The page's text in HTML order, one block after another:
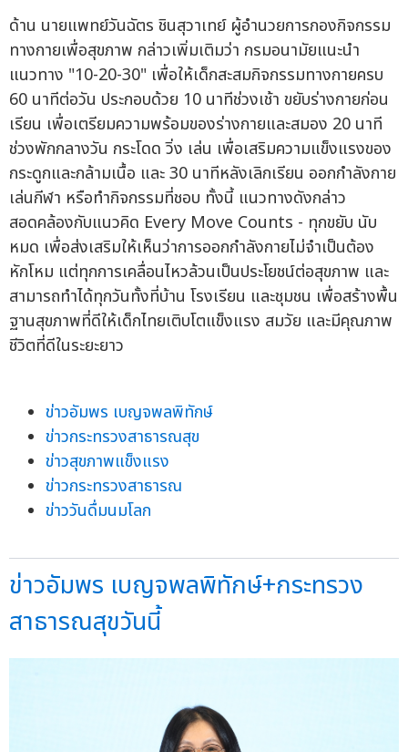
ด้าน นายแพทย์วันฉัตร ชินสุวาเทย์ ผู้อำนวยการกองกิจกรรม
ทางกายเพื่อสุขภาพ กล่าวเพิ่มเติมว่า กรมอนามัยแนะนำ
แนวทาง "10-20-30" เพื่อให้เด็กสะสมกิจกรรมทางกายครบ
60 นาทีต่อวัน ประกอบด้วย 10 นาทีช่วงเช้า ขยับร่างกายก่อน
เรียน เพื่อเตรียมความพร้อมของร่างกายและสมอง 20 นาที
ช่วงพักกลางวัน กระโดด วิ่ง เล่น เพื่อเสริมความแข็งแรงของ
กระดูกและกล้ามเนื้อ และ 30 นาทีหลังเลิกเรียน ออกกำลังกาย
เล่นกีฬา หรือทำกิจกรรมที่ชอบ ทั้งนี้ แนวทางดังกล่าว
สอดคล้องกับแนวคิด Every Move Counts - ทุกขยับ นับ
หมด เพื่อส่งเสริมให้เห็นว่าการออกกำลังกายไม่จำเป็นต้อง
หักโหม แต่ทุกการเคลื่อนไหวล้วนเป็นประโยชน์ต่อสุขภาพ และ
สามารถทำได้ทุกวันทั้งที่บ้าน โรงเรียน และชุมชน เพื่อสร้างพื้น
ฐานสุขภาพที่ดีให้เด็กไทยเติบโตแข็งแรง สมวัย และมีคุณภาพ
ชีวิตที่ดีในระยะยาว
ข่าวอัมพร เบญจพลพิทักษ์
ข่าวกระทรวงสาธารณสุข
ข่าวสุขภาพแข็งแรง
ข่าวกระทรวงสาธารณ
ข่าววันดื่มนมโลก
ข่าวอัมพร เบญจพลพิทักษ์+กระทรวง
สาธารณสุขวันนี้